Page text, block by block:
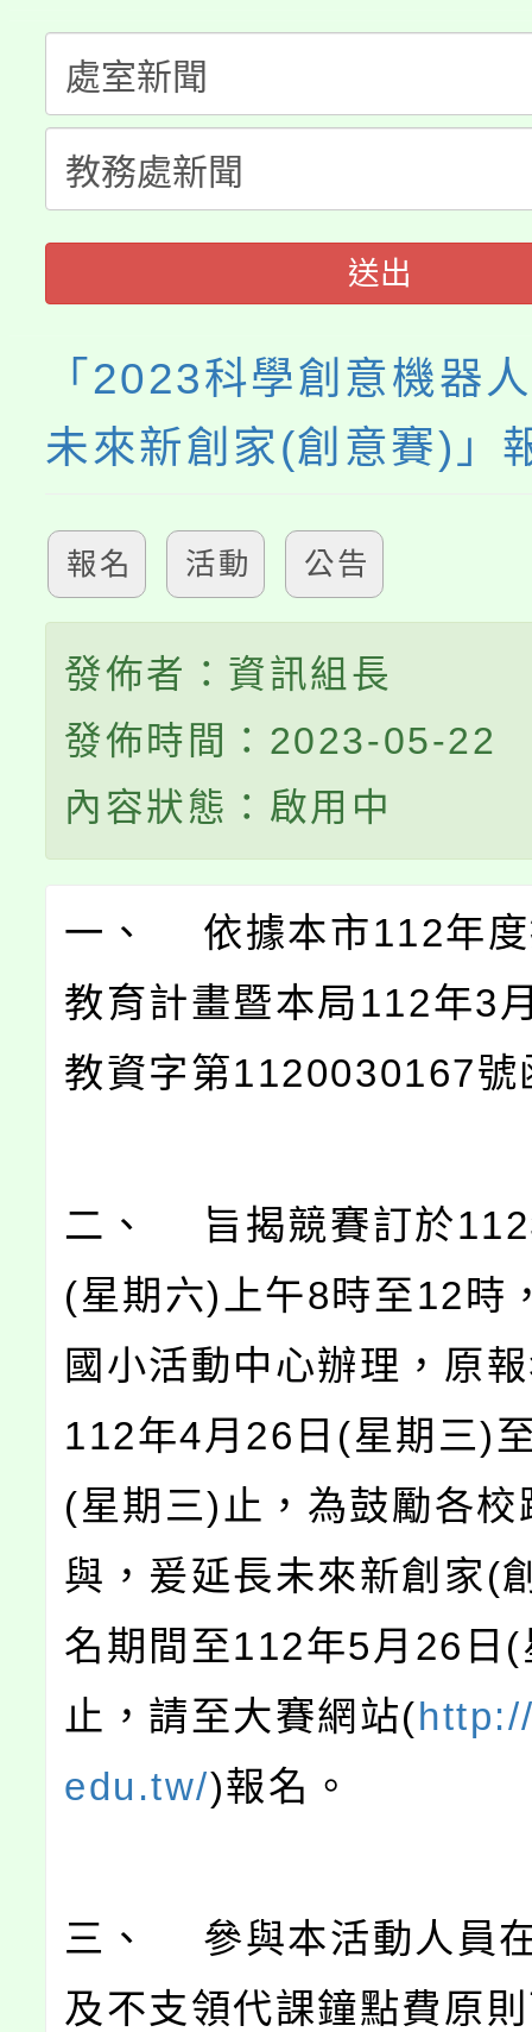
程，歡迎學生輔導中心
心理、諮商輔導、社會
系所師生報名參加。
縣市「校園短影音徵選
門員」簡章及活動海報
踴躍報名參加。
要點
「桃園市補助參觀特色
展演活動實施計畫」
115年度「教育部表揚
義教育推展貢獻獎」
送出
「2023科學創意機器
未來新創家(創意賽)」
報名 活動 公告
發佈者：資訊組長
發佈時間：2023-05-22
內容狀態：啟用中
一、 依據本市112年度
教育計畫暨本局112年3
教資字第1120030167號
二、 旨揭競賽訂於112
(星期六)上午8時至12時
國小活動中心辦理，原
112年4月26日(星期三)
(星期三)止，為鼓勵各校
與，爰延長未來新創家(
名期間至112年5月26日
止，請至大賽網站(
edu.tw/)報名。
三、 參與本活動人員
及不支領代課鐘點費原